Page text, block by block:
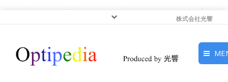
株式会社光響